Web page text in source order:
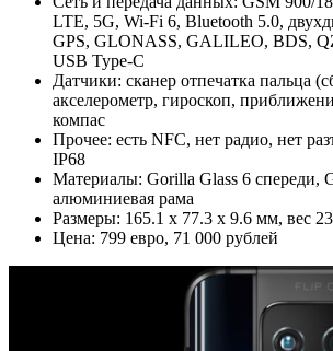
LTE, 5G, Wi-Fi 6, Bluetooth 5.0,
GPS, GLONASS, GALILEO, BDS,
USB Type-C
Датчики: сканер отпечатка пальца
акселерометр, гироскоп,
компас
Прочее: есть NFC, нет радио, нет
IP68
Материалы: Gorilla Glass 6 спереди,
алюминиевая рама
Размеры: 165.1 x 77.3 x 9.6 мм, вес
Цена: 799 евро, 71 000 рублей